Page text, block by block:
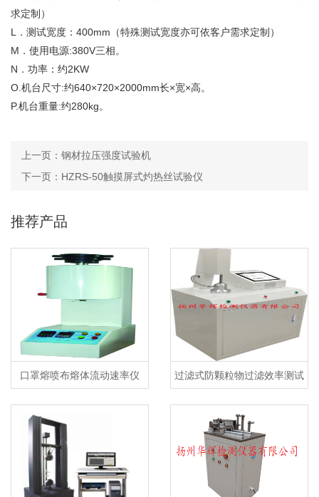
求定制）
L．测试宽度：400mm（特殊测试宽度亦可依客户需求定制）
M．使用电源:380V三相。
N．功率：约2KW
O.机台尺寸:约640×720×2000mm长×宽×高。
P.机台重量:约280kg。
上一页： 钢材拉压强度试验机
下一页： HZRS-50触摸屏式灼热丝试验仪
推荐产品
口罩熔喷布熔体流动速率仪 过滤式防颗粒物过滤效率测试
仪及自动滤料测试台